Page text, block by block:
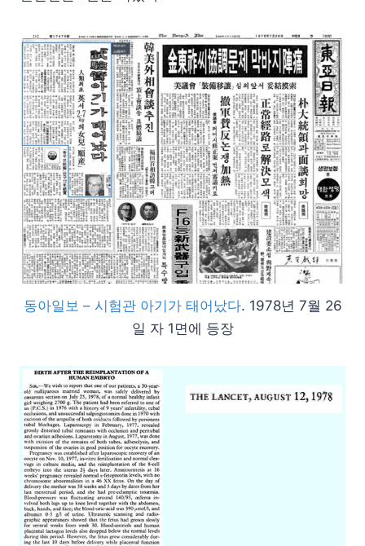
동아일보 – 시험관 아기가 태어났다. 1978년 7월 26
일 자 1면에 등장